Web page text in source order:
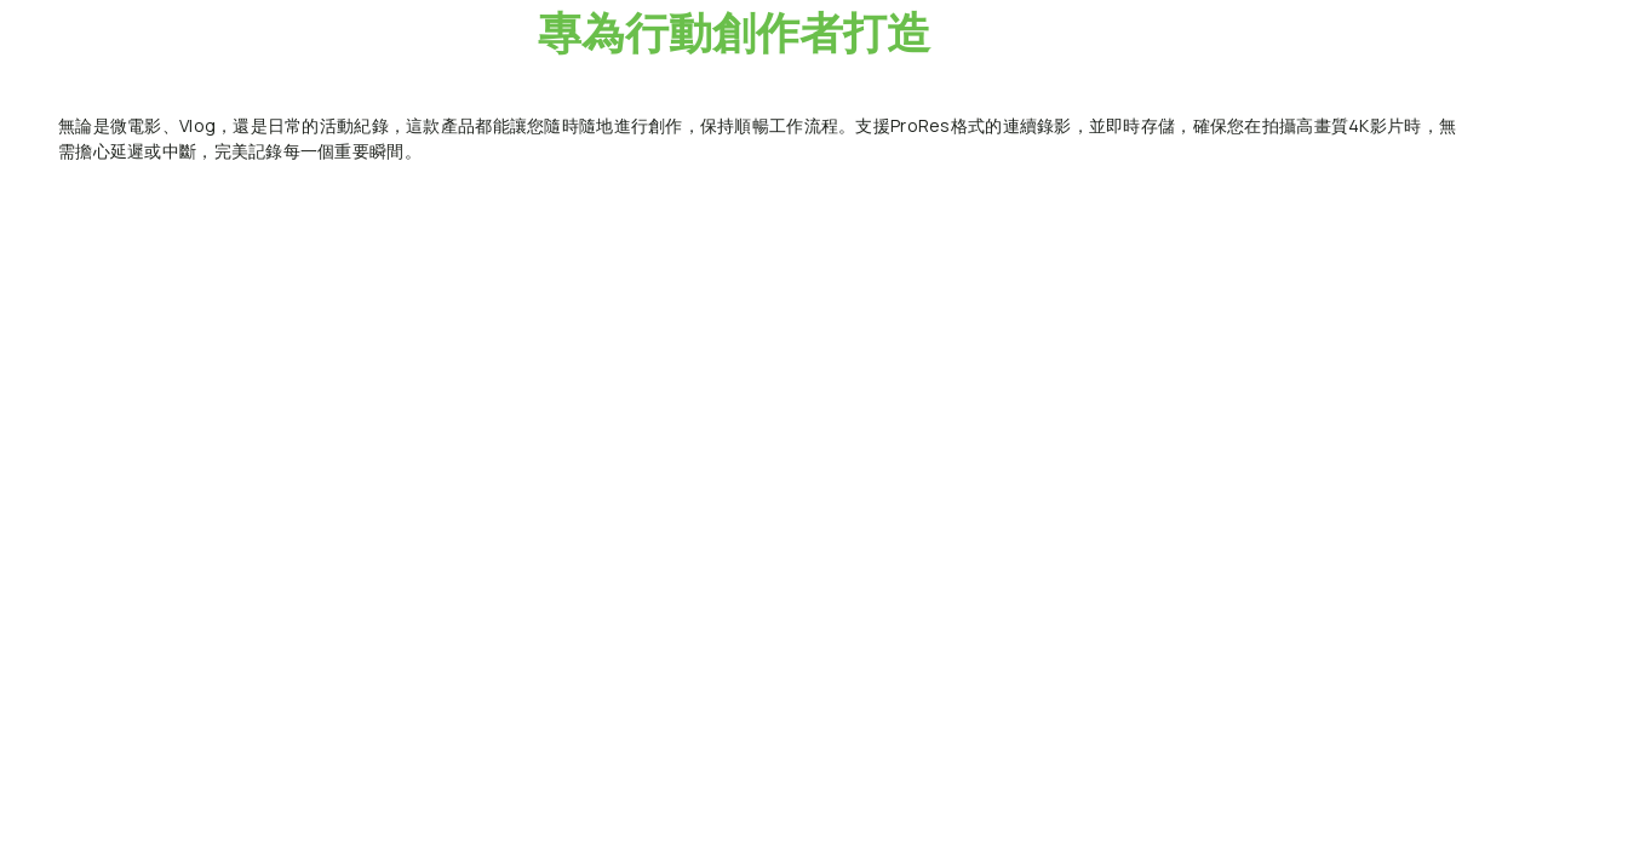
專為行動創作者打造
無論是微電影、Vlog，還是日常的活動紀錄，這款產品都能讓您隨時隨地進行創作，保持順暢工作流程。支援ProRes格式的連續錄影，並即時存儲，確保您在拍攝高畫質4K影片時，無
需擔心延遲或中斷，完美記錄每一個重要瞬間。